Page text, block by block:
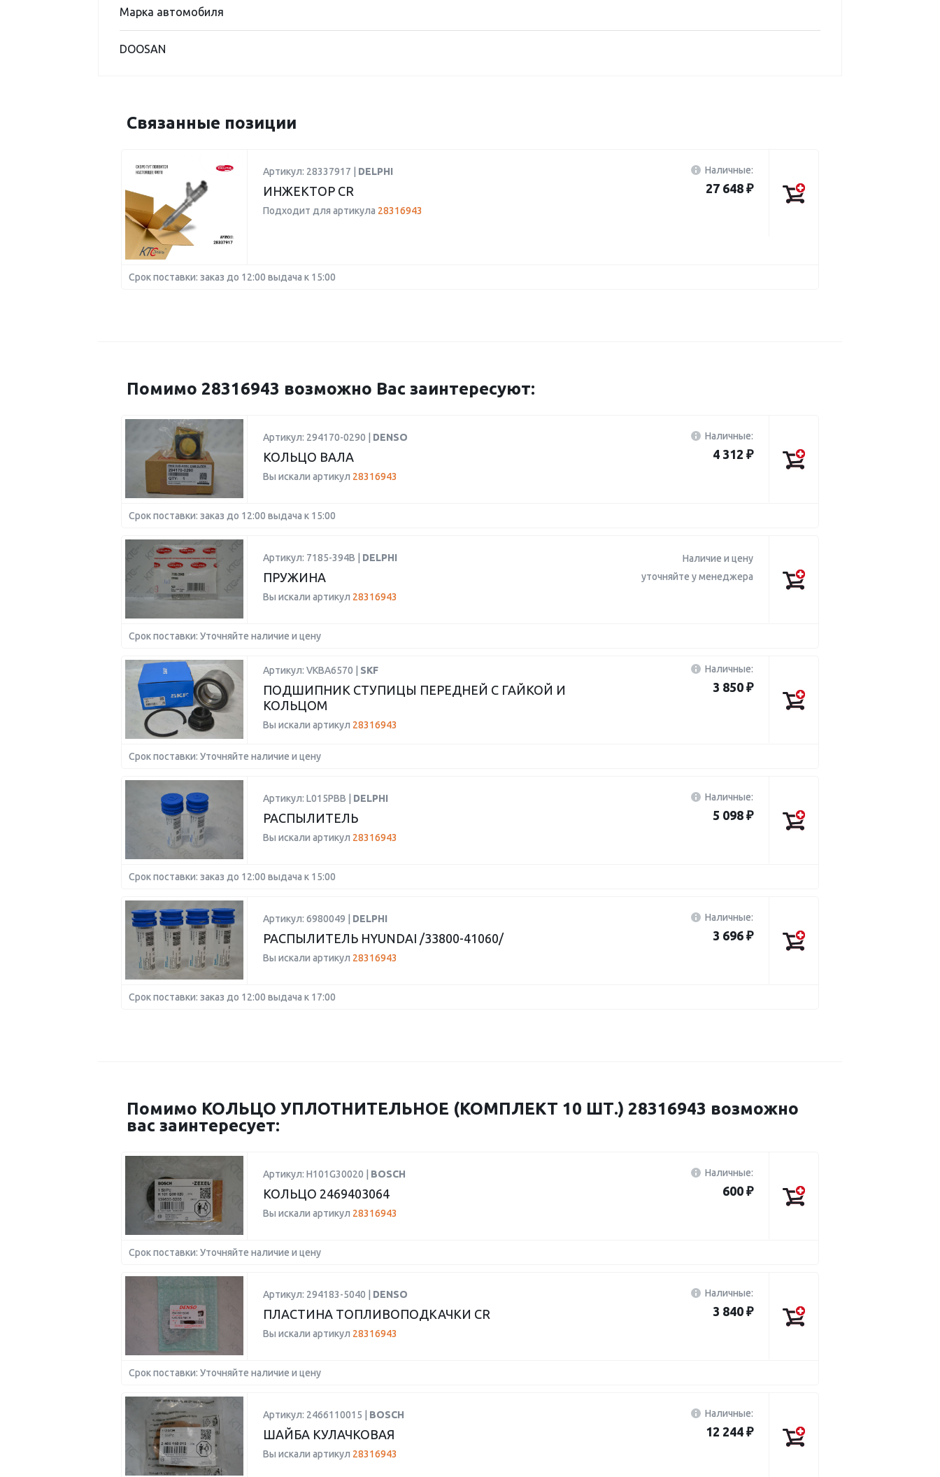
Марка автомобиля
DOOSAN
Связанные позиции
Артикул: 28337917 | DELPHI
ИНЖЕКТОР CR
Подходит для артикула 28316943
Наличные:
27 648 ₽
Срок поставки: заказ до 12:00 выдача к 15:00
Помимо 28316943 возможно Вас заинтересуют:
Артикул: 294170-0290 | DENSO
КОЛЬЦО ВАЛА
Вы искали артикул 28316943
Наличные:
4 312 ₽
Срок поставки: заказ до 12:00 выдача к 15:00
Артикул: 7185-394B | DELPHI
ПРУЖИНА
Вы искали артикул 28316943
Наличие и цену
уточняйте у менеджера
Срок поставки: Уточняйте наличие и цену
Артикул: VKBA6570 | SKF
ПОДШИПНИК СТУПИЦЫ ПЕРЕДНЕЙ С ГАЙКОЙ И
КОЛЬЦОМ
Вы искали артикул 28316943
Наличные:
3 850 ₽
Срок поставки: Уточняйте наличие и цену
Артикул: L015PBB | DELPHI
РАСПЫЛИТЕЛЬ
Вы искали артикул 28316943
Наличные:
5 098 ₽
Срок поставки: заказ до 12:00 выдача к 15:00
Артикул: 6980049 | DELPHI
РАСПЫЛИТЕЛЬ HYUNDAI /33800-41060/
Вы искали артикул 28316943
Наличные:
3 696 ₽
Срок поставки: заказ до 12:00 выдача к 17:00
Помимо КОЛЬЦО УПЛОТНИТЕЛЬНОЕ (КОМПЛЕКТ 10 ШТ.) 28316943 возможно
вас заинтересует:
Артикул: H101G30020 | BOSCH
КОЛЬЦО 2469403064
Вы искали артикул 28316943
Наличные:
600 ₽
Срок поставки: Уточняйте наличие и цену
Артикул: 294183-5040 | DENSO
ПЛАСТИНА ТОПЛИВОПОДКАЧКИ CR
Вы искали артикул 28316943
Наличные:
3 840 ₽
Срок поставки: Уточняйте наличие и цену
Артикул: 2466110015 | BOSCH
ШАЙБА КУЛАЧКОВАЯ
Вы искали артикул 28316943
Наличные:
12 244 ₽